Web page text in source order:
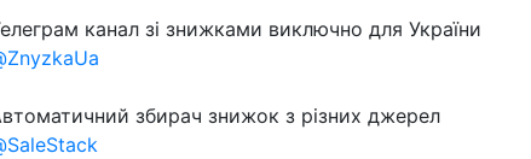
канал зі знижками виключно для України
збирач знижок з різних джерел